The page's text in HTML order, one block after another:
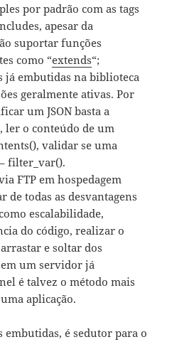
por padrão com as tags
apesar da
suportar funções
como “extends“;
já embutidas na biblioteca
geralmente ativas. Por
um JSON basta a
ler o conteúdo de um
validar se uma
filter_var().
FTP em hospedagem
de todas as desvantagens
escalabilidade,
do código, realizar o
e soltar dos
um servidor já
é talvez o método mais
aplicação.
embutidas, é sedutor para o